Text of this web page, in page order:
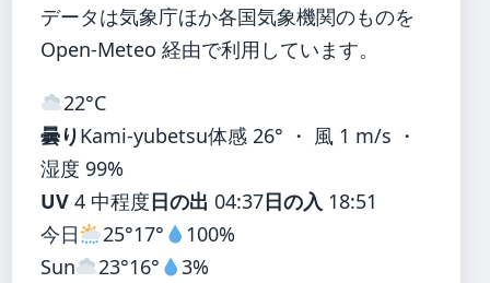
データは気象庁ほか各国気象機関のものを
Open-Meteo 経由で利用しています。
22°C
曇りKami-yubetsu体感 26° ・ 風 1 m/s ・
湿度 99%
UV 4 中程度日の出 04:37日の入 18:51
今日
25°17°
100%
Sun
23°16°
3%